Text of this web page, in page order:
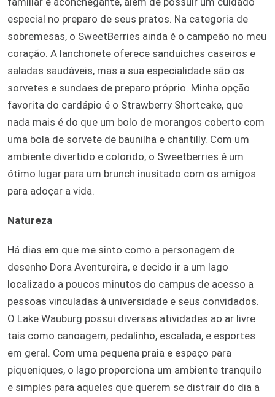
especial no preparo de seus pratos. Na categoria de
sobremesas, o SweetBerries ainda é o campeão no meu
coração. A lanchonete oferece sanduíches caseiros e
saladas saudáveis, mas a sua especialidade são os
sorvetes e sundaes de preparo próprio. Minha opção
favorita do cardápio é o Strawberry Shortcake, que
nada mais é do que um bolo de morangos coberto com
uma bola de sorvete de baunilha e chantilly. Com um
ambiente divertido e colorido, o Sweetberries é um
ótimo lugar para um brunch inusitado com os amigos
para adoçar a vida.
Natureza
Há dias em que me sinto como a personagem de
desenho Dora Aventureira, e decido ir a um lago
localizado a poucos minutos do campus de acesso a
pessoas vinculadas à universidade e seus convidados.
O Lake Wauburg possui diversas atividades ao ar livre
tais como canoagem, pedalinho, escalada, e esportes
em geral. Com uma pequena praia e espaço para
piqueniques, o lago proporciona um ambiente tranquilo
e simples para aqueles que querem se distrair do dia a